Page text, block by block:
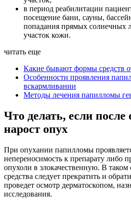
в период реабилитации
посещение бани, сауны,
попадания прямых солнечных
участок кожи.
читать еще
Какие бывают формы средств
Особенности проявления
вскармливании
Методы лечения папилломы
Что делать, если после
нарост опух
При опухании папилломы
непереносимость к препарату либо
опухоли в злокачественную. В
средства следует прекратить и
проведет осмотр дерматоскопом,
исследования.